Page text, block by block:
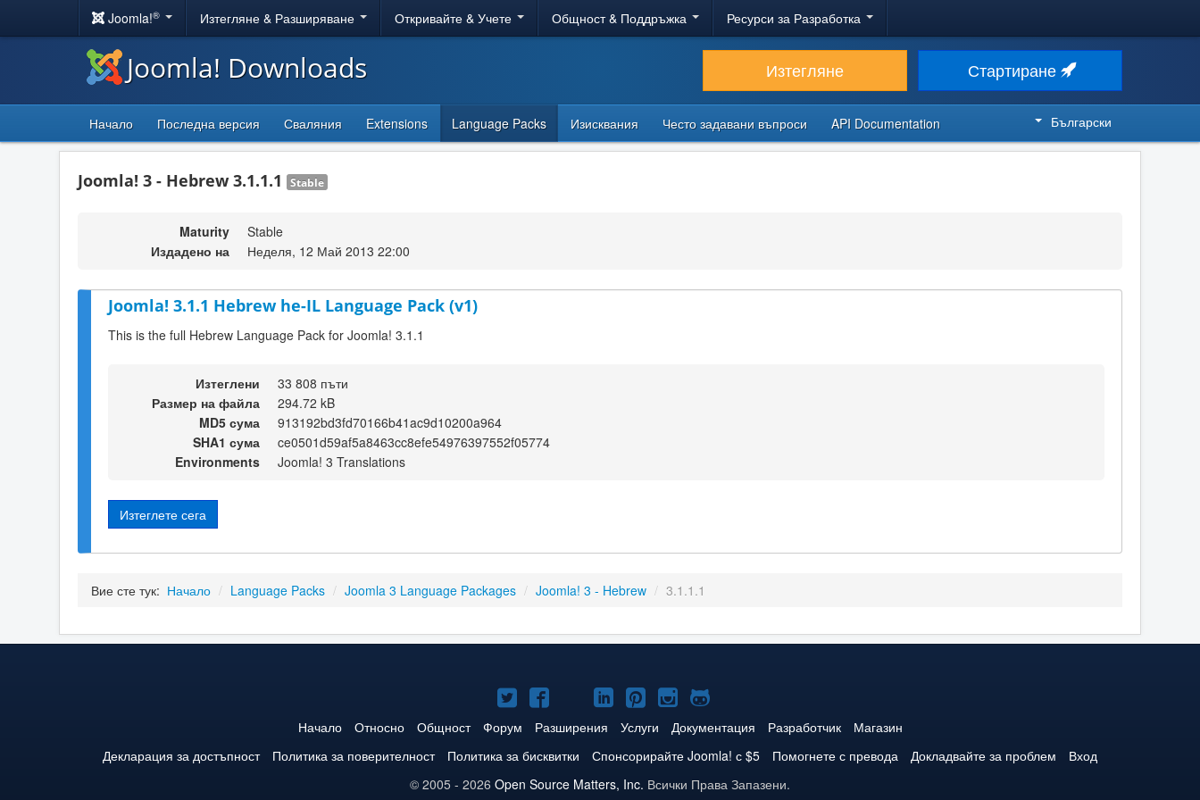
Joomla!® Изтегляне & Разширяване Откривайте & Учете Общност & Поддръжка Ресурси за Разработка
Joomla! Downloads Изтегляне Стартиране
Начало Последна версия Сваляния Extensions Language Packs Изисквания Често задавани въпроси API Documentation Български
Joomla! 3 - Hebrew 3.1.1.1 Stable
Maturity
Stable
Издадено на
Неделя, 12 Май 2013 22:00
Joomla! 3.1.1 Hebrew he-IL Language Pack (v1)
This is the full Hebrew Language Pack for Joomla! 3.1.1
Изтеглени
33 808 пъти
Размер на файла
294.72 kB
MD5 сума
913192bd3fd70166b41ac9d10200a964
SHA1 сума
ce0501d59af5a8463cc8efe54976397552f05774
Environments
Joomla! 3 Translations
Изтеглете сега
Вие сте тук: Начало / Language Packs / Joomla 3 Language Packages / Joomla! 3 - Hebrew / 3.1.1.1
Joomla!
в
Twitter
Joomla!
във
Facebook
Joomla!
в
YouTube
Joomla!
в
LinkedIn
Joomla!
в
Pinterest
Joomla!
в
Instagram
Joomla!
в
GitHub
Начало Относно Общност Форум Разширения Услуги Документация Разработчик
Магазин
Декларация за достъпност
Политика за поверителност Политика за бисквитки Спонсорирайте Joomla! с $5 Помогнете с превода Докладвайте за проблем
Вход
© 2005 - 2026 Open Source Matters, Inc. Всички Права Запазени.